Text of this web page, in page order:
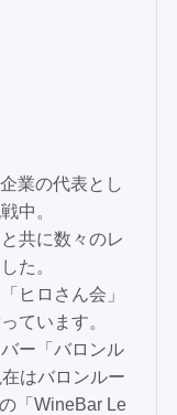
業の代表とし
中。
共に数々のレ
た。
ヒロさん会」
ています。
ー「バロンル
はバロンルー
「WineBar Le